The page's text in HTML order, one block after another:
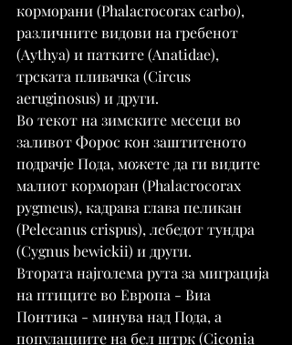
корморани (Phalacrocorax carbo),
различните видови на гребенот
(Aythya) и патките (Anatidae),
трската пливачка (Circus
aeruginosus) и други.
Во текот на зимските месеци во
заливот Форос кон заштитеното
подрачје Пода, можете да ги видите
малиот корморан (Phalacrocorax
pygmeus), кадрава глава пеликан
(Pelecanus crispus), лебедот тундра
(Cygnus bewickii) и други.
Втората најголема рута за миграција
на птиците во Европа - Виа
Понтика - минува над Пода, а
популациите на бел штрк (Ciconia